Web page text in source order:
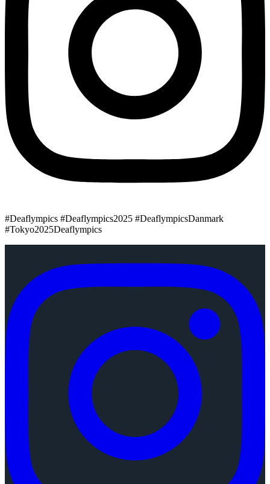
#Deaflympics #Deaflympics2025 #DeaflympicsDanmark
#Tokyo2025Deaflympics